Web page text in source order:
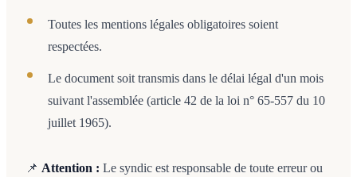
Toutes les mentions légales obligatoires soient
respectées.
Le document soit transmis dans le délai légal d'un mois
suivant l'assemblée (article 42 de la loi n° 65-557 du 10
juillet 1965).
📌 Attention : Le syndic est responsable de toute erreur ou